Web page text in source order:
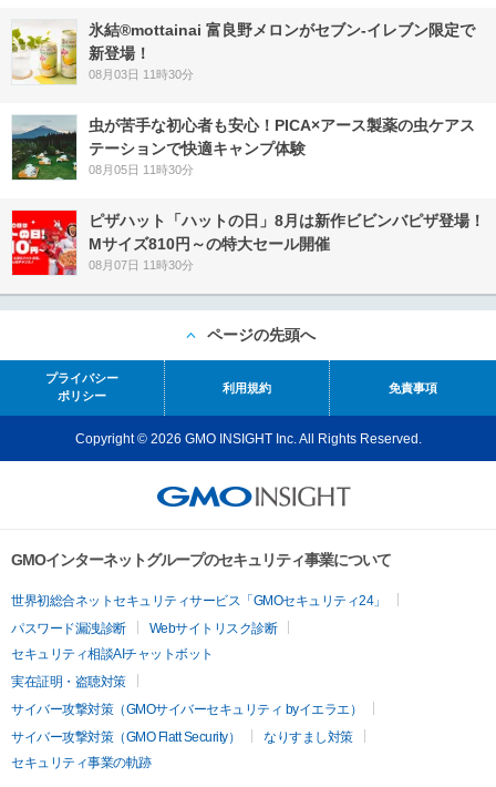
氷結®mottainai 富良野メロンがセブン‐イレブン限定で
新登場！
08月03日 11時30分
虫が苦手な初心者も安心！PICA×アース製薬の虫ケアス
テーションで快適キャンプ体験
08月05日 11時30分
ピザハット「ハットの日」8月は新作ビビンバピザ登場！
Mサイズ810円～の特大セール開催
08月07日 11時30分
ページの先頭へ
プライバシー
ポリシー
利用規約 免責事項
Copyright © 2026 GMO INSIGHT Inc. All Rights Reserved.
GMOインターネットグループのセキュリティ事業について
世界初総合ネットセキュリティサービス「GMOセキュリティ24」
パスワード漏洩診断
Webサイトリスク診断
セキュリティ相談AIチャットボット
実在証明・盗聴対策
サイバー攻撃対策（GMOサイバーセキュリティ byイエラエ）
サイバー攻撃対策（GMO Flatt Security）
なりすまし対策
セキュリティ事業の軌跡